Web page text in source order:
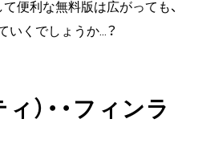
便利な無料版は広がっても、
くでしょうか…？
）・・フィンラ